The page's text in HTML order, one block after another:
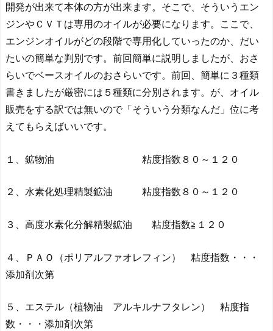
開発が出来て本体の方が出来ます。そこで、そういうエン
ジンやＣＶＴは専用のオイルが必要になります。ここで、
エンジンオイルがどの段階で専用化していったのか、だい
たいの簡単な判別です。前回簡単に説明しましたが、おさ
らいでベースオイルのおさらいです。前回、簡単に３種類
書きましたが厳密には５種類に分別されます。が、オイル
販売をする訳では無いので「そういう分類なんだ」位に考
えてもらえばいいです。
１、鉱物油 粘度指数８０～１２０
２、水素化処理精製鉱油 粘度指数８０～１２０
３、高度水素化分解精製鉱油 粘度指数≧１２０
４、ＰＡＯ（ポリアルファオレフィン） 粘度指数・・・
添加剤次第
５、エステル（植物油 アルキルナフタレン） 粘度指
数・・・添加剤次第